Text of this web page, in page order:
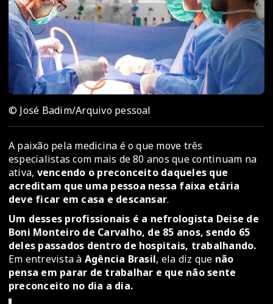
© José Badim/Arquivo pessoal
A paixão pela medicina é o que move três
especialistas com mais de 80 anos que continuam na
ativa, vencendo o preconceito daqueles que
acreditam que uma pessoa nessa faixa etária
deve ficar em casa e descansar.
Um desses profissionais é a nefrologista Deise de
Boni Monteiro de Carvalho, de 85 anos, sendo 65
deles passados dentro de hospitais, trabalhando.
Em entrevista à Agência Brasil, ela diz que não
pensa em parar de trabalhar e que não sente
preconceito no dia a dia.